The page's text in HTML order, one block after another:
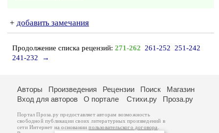
+ добавить замечания
Продолжение списка рецензий: 271-262 261-252
251-242
241-232
→
Авторы Произведения Рецензии Поиск
Магазин
Вход для авторов
О портале Стихи.ру Проза.ру
Портал Проза.ру предоставляет авторам возможность
свободной публикации своих литературных произведений в
сети Интернет на основаниипользовательского договора